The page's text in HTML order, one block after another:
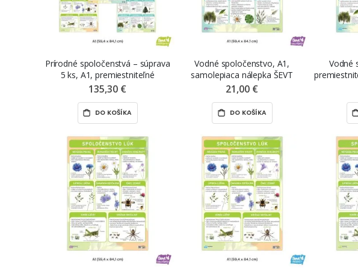
Prírodné spoločenstvá – súprava
5 ks, A1, premiestniteľné
samolepky ŠEVT NANO print
135,30 €
DO KOŠÍKA
Vodné spoločenstvo, A1,
samolepiaca nálepka ŠEVT
samolepka
21,00 €
DO KOŠÍKA
Vodné